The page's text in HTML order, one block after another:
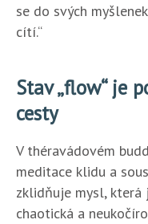
se do svých
cítí.“
Stav „flow“ je
cesty
V théravádovém
meditace klidu a
zklidňuje mysl, která
chaotická a